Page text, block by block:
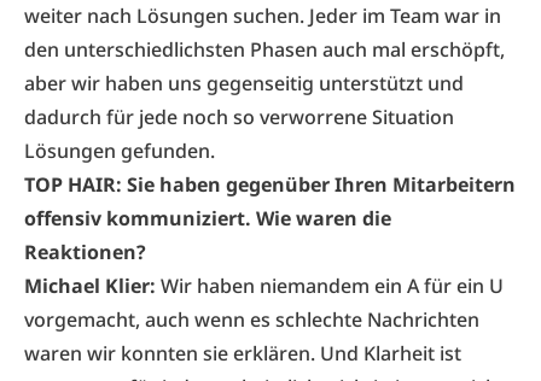
weiter nach Lösungen suchen. Jeder im Team war in
den unterschiedlichsten Phasen auch mal erschöpft,
aber wir haben uns gegenseitig unterstützt und
dadurch für jede noch so verworrene Situation
Lösungen gefunden.
TOP HAIR: Sie haben gegenüber Ihren Mitarbeitern
offensiv kommuniziert. Wie waren die
Reaktionen?
Michael Klier: Wir haben niemandem ein A für ein U
vorgemacht, auch wenn es schlechte Nachrichten
waren wir konnten sie erklären. Und Klarheit ist